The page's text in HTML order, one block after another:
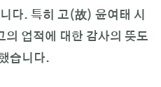
다. 특히 고(故) 윤여태 시
의 업적에 대한 감사의 뜻도
습니다.